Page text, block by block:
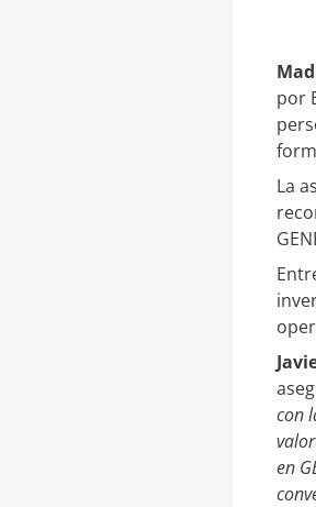
por
La
con
en